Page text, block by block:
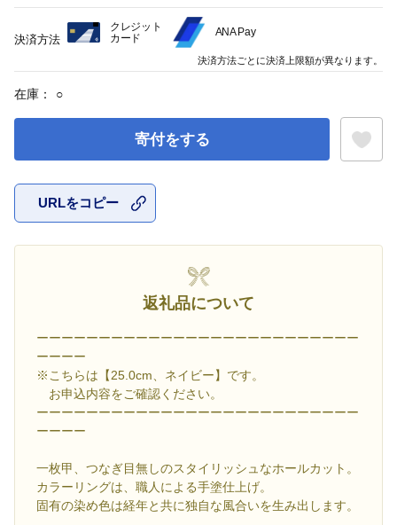
在庫： ○
寄付をする
URLをコピー
返礼品について
ーーーーーーーーーーーーーーーーーーーーーーーーーー
ーーーー
※こちらは【25.0cm、ネイビー】です。
お申込内容をご確認ください。
ーーーーーーーーーーーーーーーーーーーーーーーーーー
ーーーー
一枚甲、つなぎ目無しのスタイリッシュなホールカット。
カラーリングは、職人による手塗仕上げ。
固有の染め色は経年と共に独自な風合いを生み出します。
決済方法
クレジット
カード
ANA Pay
決済方法ごとに決済上限額が異なります。